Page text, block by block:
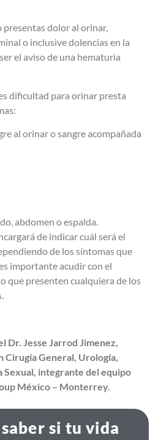
presentas dolor al orinar,
o inclusive dolencias en la
el aviso de una hematuria
dificultad para orinar presta
al orinar o sangre acompañada
abdomen o espalda.
de indicar cuál será el
de los síntomas que
importante acudir con el
que presenten cualquiera de los
Dr. Jesse Jarrod Jimenez,
Cirugía General, Urología,
integrante del equipo
México – Monterrey.
si tu vida